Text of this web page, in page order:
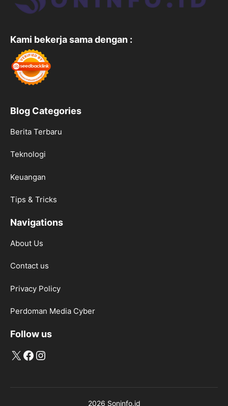
Kami bekerja sama dengan :
Blog Categories
Berita Terbaru
Teknologi
Keuangan
Tips & Tricks
Navigations
About Us
Contact us
Privacy Policy
Perdoman Media Cyber
Follow us
X Facebook
Instagram
2026 Soninfo.id